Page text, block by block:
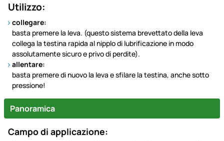
Utilizzo:
collegare:
basta premere la leva. (questo sistema brevettato della leva
collega la testina rapida al nipplo di lubrificazione in modo
assolutamente sicuro e privo di perdite).
allentare:
basta premere di nuovo la leva e sfilare la testina, anche sotto
pressione!
Panoramica
Campo di applicazione: